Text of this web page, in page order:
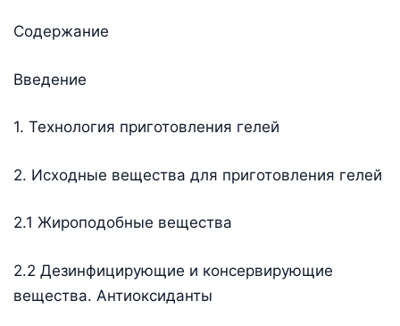
Содержание
Введение
1. Технология приготовления гелей
2. Исходные вещества для приготовления гелей
2.1 Жироподобные вещества
2.2 Дезинфицирующие и консервирующие
вещества. Антиоксиданты